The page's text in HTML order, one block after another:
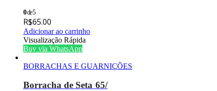
0de 5
R$65.00
Adicionar ao carrinho
Visualização Rápida
Buy via WhatsApp
BORRACHAS E GUARNIÇÕES
Borracha de Seta 65/